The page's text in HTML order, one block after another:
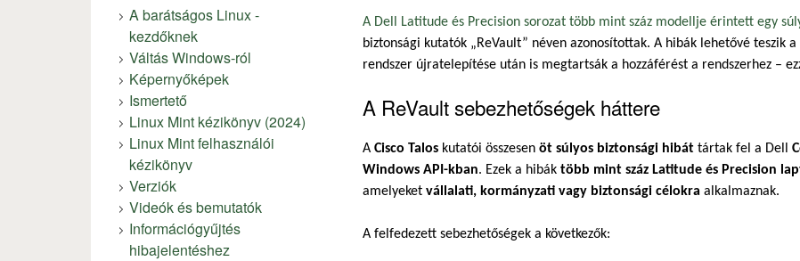
A Dell Latitude és Precision sorozat több mint száz modellje érintett egy
biztonsági kutatók „ReVault” néven azonosítottak. A hibák lehetővé teszik
rendszer újratelepítése után is megtartsák a hozzáférést a rendszerhez –
A ReVault sebezhetőségek háttere
A Cisco Talos kutatói összesen öt súlyos biztonsági hibát tártak fel a Dell
Windows API-kban. Ezek a hibák több mint száz Latitude és Precision
amelyeket vállalati, kormányzati vagy biztonsági célokra alkalmaznak.
A felfedezett sebezhetőségek a következők:
A barátságos Linux -
kezdőknek
Váltás Windows-ról
Képernyőképek
Ismertető
Linux Mint kézikönyv (2024)
Linux Mint felhasználói
kézikönyv
Verziók
Videók és bemutatók
Információgyűjtés
hibajelentéshez